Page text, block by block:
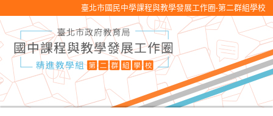
臺北市國民中學課程與教學發展工作圈-第二群組學校